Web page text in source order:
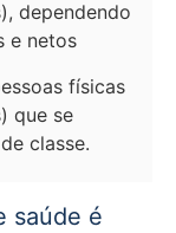
dependendo
e netos
físicas
que se
classe.
saúde é